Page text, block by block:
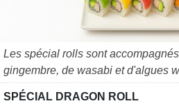
Les spécial rolls sont
gingembre, de wasabi et d'algues
SPÉCIAL DRAGON ROLL